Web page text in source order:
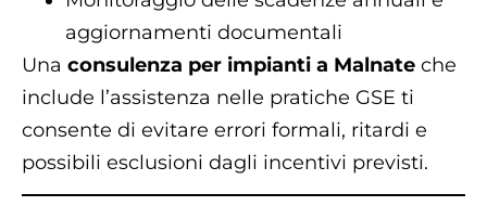
aggiornamenti documentali
Una consulenza per impianti a Malnate che
include l’assistenza nelle pratiche GSE ti
consente di evitare errori formali, ritardi e
possibili esclusioni dagli incentivi previsti.